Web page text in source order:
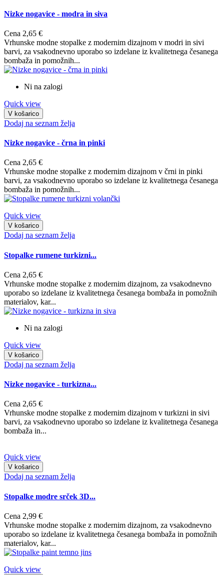
Nizke nogavice - modra in siva
Cena 2,65 €
Vrhunske modne stopalke z modernim dizajnom v modri in sivi
barvi, za vsakodnevno uporabo so izdelane iz kvalitetnega česanega
bombaža in pomožnih...
Ni na zalogi
Quick view
V košarico
Dodaj na seznam želja
Nizke nogavice - črna in pinki
Cena 2,65 €
Vrhunske modne stopalke z modernim dizajnom v črni in pinki
barvi, za vsakodnevno uporabo so izdelane iz kvalitetnega česanega
bombaža in pomožnih...
Quick view
V košarico
Dodaj na seznam želja
Stopalke rumene turkizni...
Cena 2,65 €
Vrhunske modne stopalke z modernim dizajnom, za vsakodnevno
uporabo so izdelane iz kvalitetnega česanega bombaža in pomožnih
materialov, kar...
Ni na zalogi
Quick view
V košarico
Dodaj na seznam želja
Nizke nogavice - turkizna...
Cena 2,65 €
Vrhunske modne stopalke z modernim dizajnom v turkizni in sivi
barvi, za vsakodnevno uporabo so izdelane iz kvalitetnega česanega
bombaža in...
Quick view
V košarico
Dodaj na seznam želja
Stopalke modre srček 3D...
Cena 2,99 €
Vrhunske modne stopalke z modernim dizajnom, za vsakodnevno
uporabo so izdelane iz kvalitetnega česanega bombaža in pomožnih
materialov, kar...
Quick view